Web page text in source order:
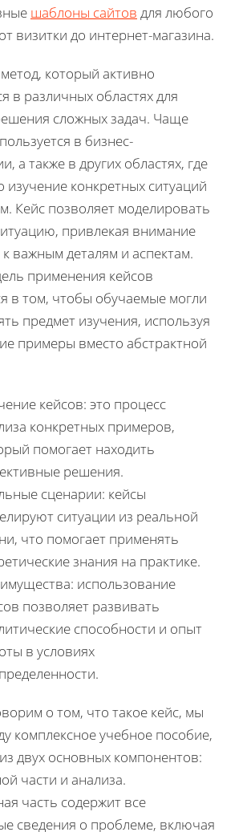
шаблоны сайтов для любого
визитки до интернет-магазина.
который активно
в различных областях для
сложных задач. Чаще
в бизнес-
а также в других областях, где
изучение конкретных ситуаций
Кейс позволяет моделировать
привлекая внимание
важным деталям и аспектам.
применения кейсов
в том, чтобы обучаемые могли
предмет изучения, используя
примеры вместо абстрактной
кейсов: это процесс
конкретных примеров,
помогает находить
решения.
сценарии: кейсы
ситуации из реальной
что помогает применять
знания на практике.
использование
позволяет развивать
способности и опыт
в условиях
о том, что такое кейс, мы
комплексное учебное пособие,
двух основных компонентов:
части и анализа.
часть содержит все
сведения о проблеме, включая